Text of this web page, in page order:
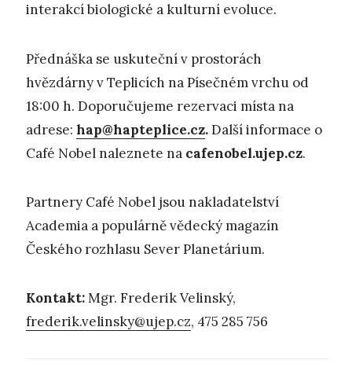
interakcí biologické a kulturní evoluce.
Přednáška se uskuteční v prostorách
hvězdárny v Teplicích na Písečném vrchu od
18:00 h. Doporučujeme rezervaci místa na
adrese: hap@hapteplice.cz.Další informace o
Café Nobel naleznete na cafenobel.ujep.cz.
Partnery Café Nobel jsou nakladatelství
Academia a populárně vědecký magazín
Českého rozhlasu Sever Planetárium.
Kontakt:Mgr. Frederik Velinský,
frederik.velinsky@ujep.cz, 475 285 756